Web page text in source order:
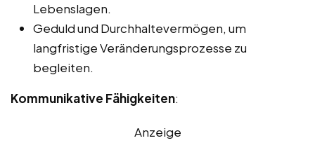
Lebenslagen.
Geduld und Durchhaltevermögen, um
langfristige Veränderungsprozesse zu
begleiten.
Kommunikative Fähigkeiten:
Anzeige